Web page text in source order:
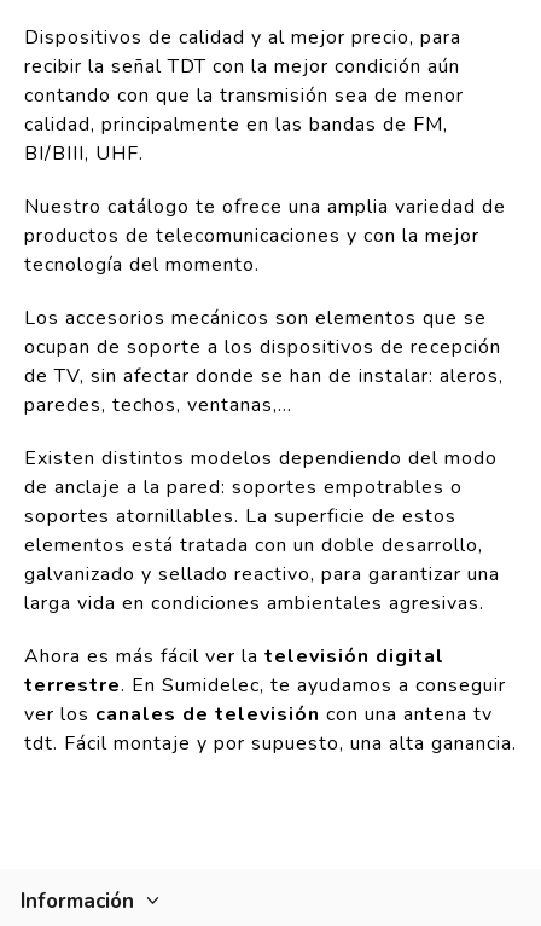
Dispositivos de calidad y al mejor precio, para
recibir la señal TDT con la mejor condición aún
contando con que la transmisión sea de menor
calidad, principalmente en las bandas de FM,
BI/BIII, UHF.
Nuestro catálogo te ofrece una amplia variedad de
productos de telecomunicaciones y con la mejor
tecnología del momento.
Los accesorios mecánicos son elementos que se
ocupan de soporte a los dispositivos de recepción
de TV, sin afectar donde se han de instalar: aleros,
paredes, techos, ventanas,...
Existen distintos modelos dependiendo del modo
de anclaje a la pared: soportes empotrables o
soportes atornillables. La superficie de estos
elementos está tratada con un doble desarrollo,
galvanizado y sellado reactivo, para garantizar una
larga vida en condiciones ambientales agresivas.
Ahora es más fácil ver la televisión digital
terrestre. En Sumidelec, te ayudamos a conseguir
ver los canales de televisión con una antena tv
tdt. Fácil montaje y por supuesto, una alta ganancia.
Información